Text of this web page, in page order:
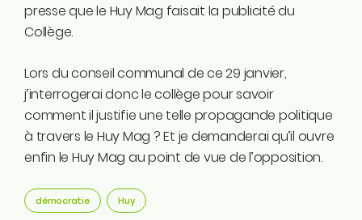
presse que le Huy Mag faisait la publicité du
Collège.
Lors du conseil communal de ce 29 janvier,
j’interrogerai donc le collège pour savoir
comment il justifie une telle propagande politique
à travers le Huy Mag ? Et je demanderai qu’il ouvre
enfin le Huy Mag au point de vue de l’opposition.
démocratie Huy